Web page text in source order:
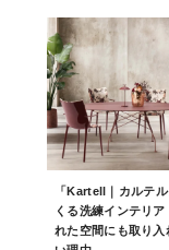
「Kartell｜カルテ
くる洗練インテリア
れた空間にも取り入